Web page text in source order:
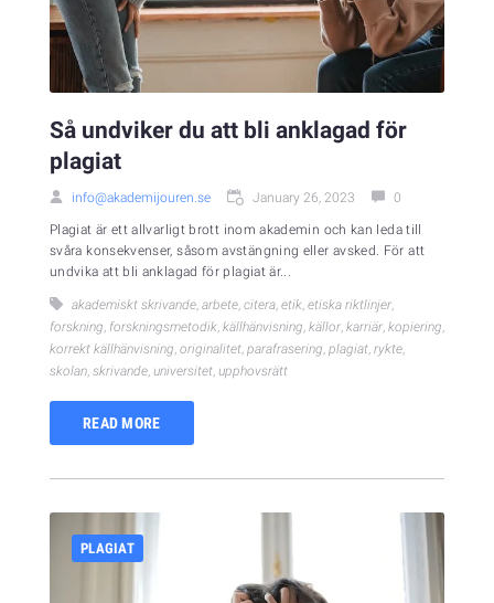
Så undviker du att bli anklagad för
plagiat
info@akademijouren.se January 26, 2023 0
Plagiat är ett allvarligt brott inom akademin och kan leda till
svåra konsekvenser, såsom avstängning eller avsked. För att
undvika att bli anklagad för plagiat är...
akademiskt skrivande, arbete, citera, etik, etiska riktlinjer,
forskning, forskningsmetodik, källhänvisning, källor, karriär, kopiering,
korrekt källhänvisning, originalitet, parafrasering, plagiat, rykte,
skolan, skrivande, universitet, upphovsrätt
READ MORE
PLAGIAT